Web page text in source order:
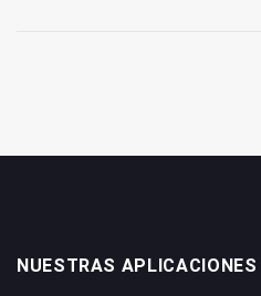
NUESTRAS APLICACIONES